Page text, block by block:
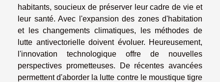
habitants, soucieux de préserver leur cadre de vie et
leur santé. Avec l'expansion des zones d'habitation
et les changements climatiques, les méthodes de
lutte antivectorielle doivent évoluer. Heureusement,
l'innovation technologique offre de nouvelles
perspectives prometteuses. De récentes avancées
permettent d'aborder la lutte contre le moustique tigre